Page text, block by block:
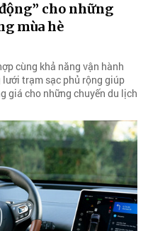
cho những
mùa hè
cùng khả năng vận hành
trạm sạc phủ rộng giúp
giá cho những chuyến du lịch